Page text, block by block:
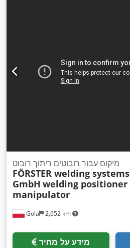
Gola 2,652 km
מיקום עבור רובוטים ריתוך רובוט
FÖRSTER welding systems
GmbH welding positioner
manipulator
מידע על מחיר